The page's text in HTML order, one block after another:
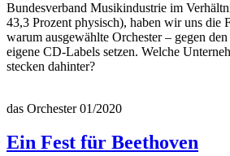
Bundesverband Musikindustrie im
43,3 Prozent physisch), haben wir uns die
warum ausgewählte Orchester – gegen
eigene CD-Labels setzen. Welche
stecken dahinter?
das Orchester 01/2020
Ein Fest für Beethoven